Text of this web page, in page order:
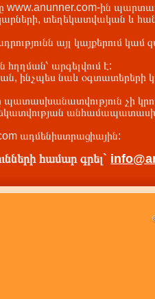
www.anunner.com-ին
տեղեկատվական և
այլ կայքերում կամ
արգելվում է:
ինչպես նաև օգտատերերի
չի
ադմենիստրացիային:
համար գրել`